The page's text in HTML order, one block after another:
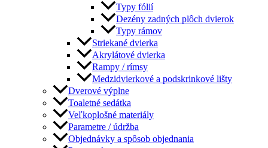
Typy fólií
Dezény zadných plôch dvierok
Typy rámov
Striekané dvierka
Akrylátové dvierka
Rampy / rímsy
Medzidvierkové a podskrinkové lišty
Dverové výplne
Toaletné sedátka
Veľkoplošné materiály
Parametre / údržba
Objednávky a spôsob objednania